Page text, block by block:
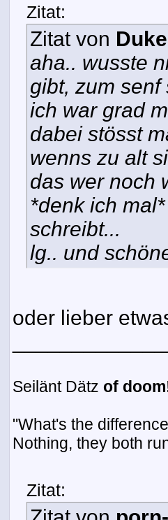
Zitat:
Zitat von
aha.. wusste
gibt, zum senf
ich war grad
dabei stösst
wenns zu alt
das wer noch
*denk ich
schreibt...
lg.. und
oder lieber
Seilänt Dätz of
"What's the
Nothing, they both
Zitat: